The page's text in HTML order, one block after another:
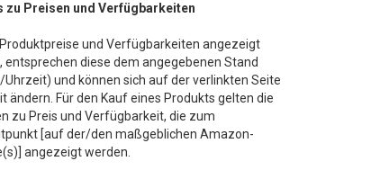
zu Preisen und Verfügbarkeiten
und Verfügbarkeiten angezeigt
entsprechen diese dem angegebenen Stand
und können sich auf der verlinkten Seite
ändern. Für den Kauf eines Produkts gelten die
zu Preis und Verfügbarkeit, die zum
[auf der/den maßgeblichen Amazon-
angezeigt werden.